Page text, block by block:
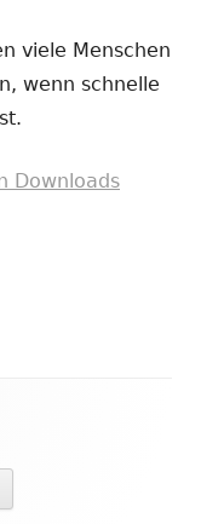
viele Menschen
wenn schnelle
Downloads